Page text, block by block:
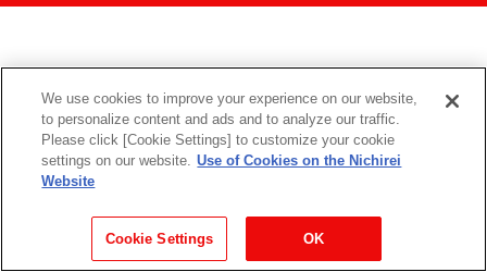
We use cookies to improve your experience on our website,
to personalize content and ads and to analyze our traffic.
Please click [Cookie Settings] to customize your cookie
settings on our website. Use of Cookies on the Nichirei
Website
Cookie Settings OK